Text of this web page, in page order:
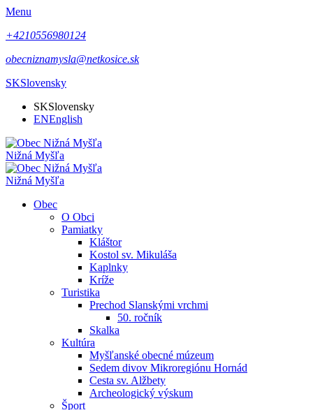
Menu
+4210556980124
obecniznamysla@netkosice.sk
SKSlovensky
SKSlovensky
ENEnglish
Nižná Myšľa
Nižná Myšľa
Obec
O Obci
Pamiatky
Kláštor
Kostol sv. Mikuláša
Kaplnky
Kríže
Turistika
Prechod Slanskými vrchmi
50. ročník
Skalka
Kultúra
Myšľanské obecné múzeum
Sedem divov Mikroregiónu Hornád
Cesta sv. Alžbety
Archeologický výskum
Šport